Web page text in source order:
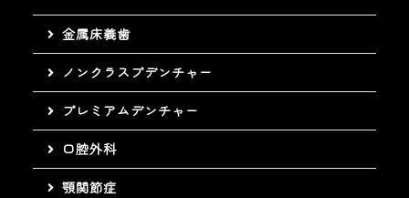
金属床義歯
ノンクラスプデンチャー
プレミアムデンチャー
口腔外科
顎関節症